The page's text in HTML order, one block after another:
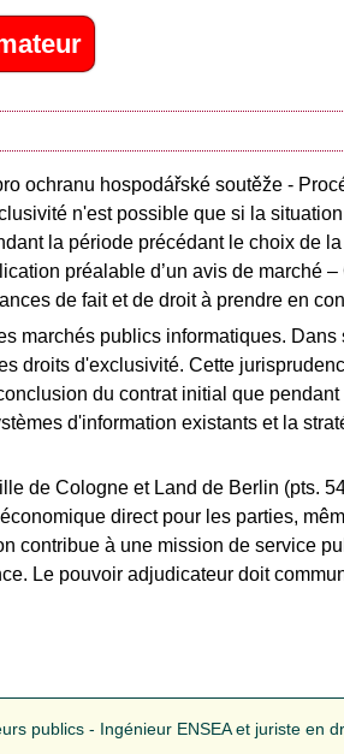
ochranu hospodářské soutěže -
n'est possible que si la
la période précédant le choix de
préalable d’un avis de marché
de fait et de droit à prendre en
marchés publics informatiques.
droits d'exclusivité. Cette
du contrat initial que
d'information existants et la
de Cologne et Land de Berlin (pts.
direct pour les parties,
contribue à une mission de service
Le pouvoir adjudicateur doit
publics - Ingénieur ENSEA et juriste en